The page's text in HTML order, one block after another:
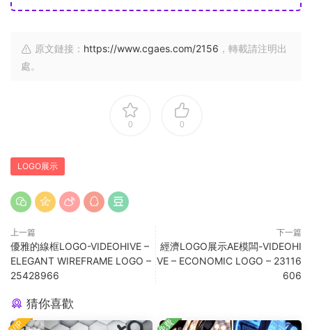
原文鏈接： https://www.cgaes.com/2156 ，轉載請注明出
處。
0 0
LOGO展示
上一篇
優雅的線框LOGO-VIDEOHIVE –
ELEGANT WIREFRAME LOGO –
25428966
下一篇
經濟LOGO展示AE模闆-VIDEOHI
VE – ECONOMIC LOGO – 23116
606
猜你喜歡
VIP 免費